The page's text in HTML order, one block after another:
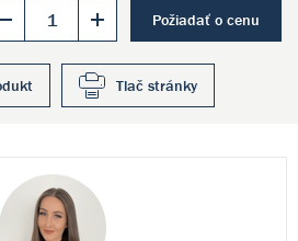
Požiadať o cenu
Tlač stránky